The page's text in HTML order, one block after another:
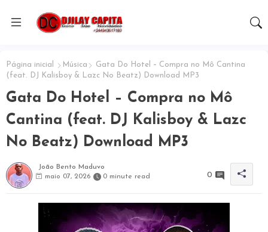
Página inicial Música
Gata Do Hotel – Compra no Mô Cantina
(feat. DJ Kalisboy & Lazc No Beatz) Download MP3
Gata Do Hotel – Compra no Mô
Cantina (feat. DJ Kalisboy & Lazc
No Beatz) Download MP3
João Bento Maduvo
maio 07, 2026
0 minute read 0